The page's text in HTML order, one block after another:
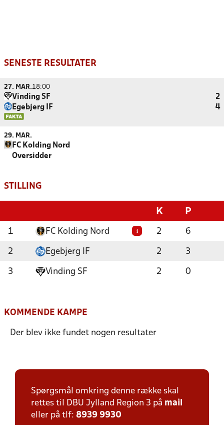
SENESTE RESULTATER
27. MAR.18:00
Vinding SF
2
Egebjerg IF
4
29. MAR.
FC Kolding Nord
Oversidder
STILLING
K P
1 FC Kolding Nord i 2 6
2 Egebjerg IF 2 3
3 Vinding SF 2 0
KOMMENDE KAMPE
Der blev ikke fundet nogen resultater
Spørgsmål omkring denne række skal
rettes til DBU Jylland Region 3 på mail
eller på tlf: 8939 9930